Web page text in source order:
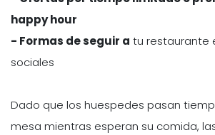
happy hour
- Formas de seguir a tu restaurante
sociales
Dado que los huespedes pasan
mesa mientras esperan su comida,